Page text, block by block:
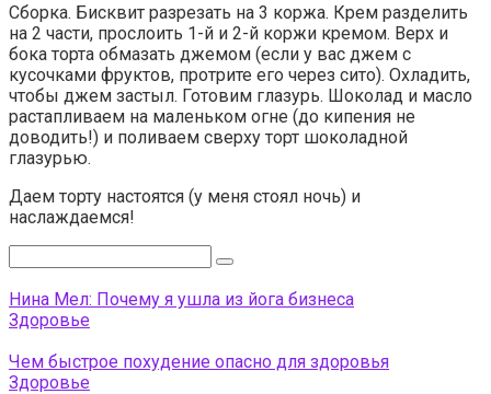
Сборка. Бисквит разрезать на 3 коржа. Крем разделить
на 2 части, прослоить 1-й и 2-й коржи кремом. Верх и
бока торта обмазать джемом (если у вас джем с
кусочками фруктов, протрите его через сито). Охладить,
чтобы джем застыл. Готовим глазурь. Шоколад и масло
растапливаем на маленьком огне (до кипения не
доводить!) и поливаем сверху торт шоколадной
глазурью.
Даем торту настоятся (у меня стоял ночь) и
наслаждаемся!
Нина Мел: Почему я ушла из йога бизнеса
Здоровье
Чем быстрое похудение опасно для здоровья
Здоровье